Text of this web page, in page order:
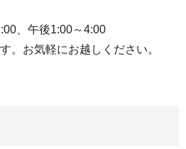
、午後1:00～4:00
。お気軽にお越しください。